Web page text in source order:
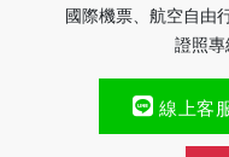
國際機票、航空自由
證照
線上客